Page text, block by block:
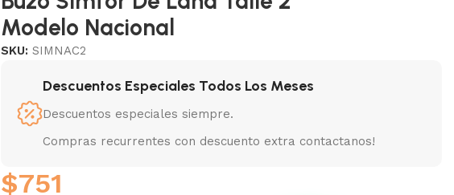
Modelo Nacional
SKU:SIMNAC2
Descuentos Especiales Todos Los Meses
Descuentos especiales siempre.
Compras recurrentes con descuento extra contactanos!
$751